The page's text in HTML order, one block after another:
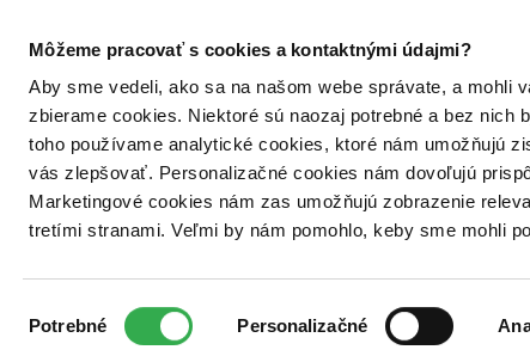
Môžeme pracovať s cookies a kontaktnými údajmi?
Aby sme vedeli, ako sa na našom webe správate, a mohli
zbierame cookies. Niektoré sú naozaj potrebné a bez nich
toho používame analytické cookies, ktoré nám umožňujú
vás zlepšovať. Personalizačné cookies nám dovoľujú
Marketingové cookies nám zas umožňujú zobrazenie
tretími stranami. Veľmi by nám pomohlo, keby sme mohli
súhlasu
Potrebné Personalizačné